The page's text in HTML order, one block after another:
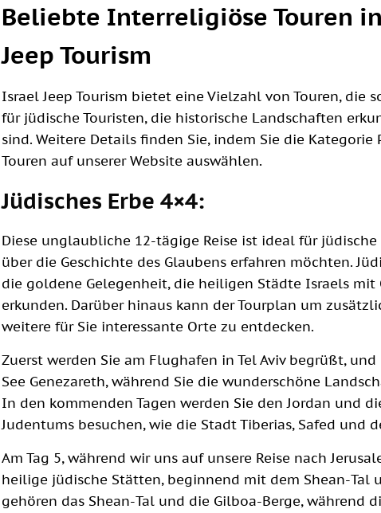
Beliebte Interreligiöse Touren
Jeep Tourism
Israel Jeep Tourism bietet eine Vielzahl von Touren, die
für jüdische Touristen, die historische Landschaften
sind. Weitere Details finden Sie, indem Sie die Kategorie
Touren auf unserer Website auswählen.
Jüdisches Erbe 4×4:
Diese unglaubliche 12-tägige Reise ist ideal für
über die Geschichte des Glaubens erfahren möchten.
die goldene Gelegenheit, die heiligen Städte Israels mit
erkunden. Darüber hinaus kann der Tourplan um
weitere für Sie interessante Orte zu entdecken.
Zuerst werden Sie am Flughafen in Tel Aviv begrüßt,
See Genezareth, während Sie die wunderschöne
In den kommenden Tagen werden Sie den Jordan und
Judentums besuchen, wie die Stadt Tiberias, Safed und
Am Tag 5, während wir uns auf unsere Reise nach
heilige jüdische Stätten, beginnend mit dem Shean-Tal
gehören das Shean-Tal und die Gilboa-Berge, während